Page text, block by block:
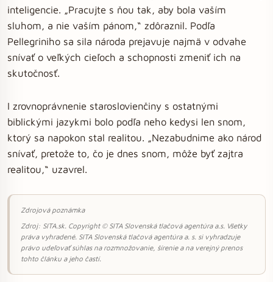
inteligencie. „Pracujte s ňou tak, aby bola vaším
sluhom, a nie vaším pánom,“ zdôraznil. Podľa
Pellegriniho sa sila národa prejavuje najmä v odvahe
snívať o veľkých cieľoch a schopnosti zmeniť ich na
skutočnosť.
I zrovnoprávnenie staroslovienčiny s ostatnými
biblickými jazykmi bolo podľa neho kedysi len snom,
ktorý sa napokon stal realitou. „Nezabudnime ako národ
snívať, pretože to, čo je dnes snom, môže byť zajtra
realitou,“ uzavrel.
Zdrojová poznámka
Zdroj: SITA.sk. Copyright © SITA Slovenská tlačová agentúra a.s. Všetky
práva vyhradené. SITA Slovenská tlačová agentúra a. s. si vyhradzuje
právo udeľovať súhlas na rozmnožovanie, šírenie a na verejný prenos
tohto článku a jeho častí.